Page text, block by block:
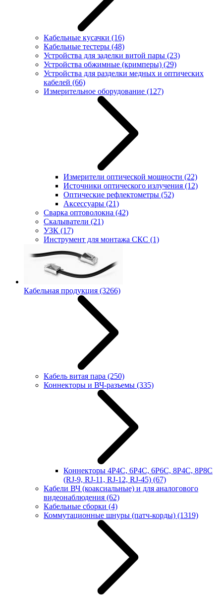
Кабельные кусачки (16)
Кабельные тестеры (48)
Устройства для заделки витой пары (23)
Устройства обжимные (кримперы) (29)
Устройства для разделки медных и оптических
кабелей (66)
Измерительное оборудование (127)
Измерители оптической мощности (22)
Источники оптического излучения (12)
Оптические рефлектометры (52)
Аксессуары (21)
Сварка оптоволокна (42)
Скалыватели (21)
УЗК (17)
Инструмент для монтажа СКС (1)
Кабельная продукция (3266)
Кабель витая пара (250)
Коннекторы и ВЧ-разъемы (335)
Коннекторы 4P4C, 6P4C, 6P6C, 8P4C, 8P8C
(RJ-9, RJ-11, RJ-12, RJ-45) (67)
Кабели ВЧ (коаксиальные) и для аналогового
видеонаблюдения (62)
Кабельные сборки (4)
Коммутационные шнуры (патч-корды) (1319)